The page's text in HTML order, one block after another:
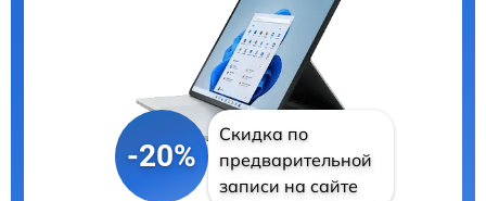
-20%
Скидка по
предварительной
записи на сайте